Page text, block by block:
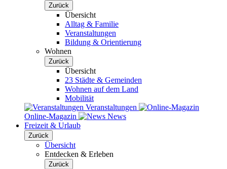
Zurück
Übersicht
Alltag & Familie
Veranstaltungen
Bildung & Orientierung
Wohnen
Zurück
Übersicht
23 Städte & Gemeinden
Wohnen auf dem Land
Mobilität
Veranstaltungen
Online-Magazin
News
Freizeit & Urlaub
Zurück
Übersicht
Entdecken & Erleben
Zurück